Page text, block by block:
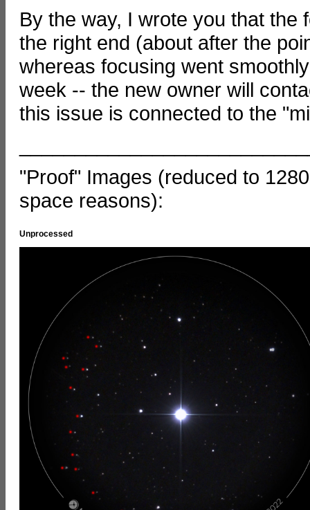
By the way, I wrote you that the
the right end (about after the
whereas focusing went
week -- the new owner will
this issue is connected to the
"Proof" Images (reduced to
space reasons):
Unprocessed